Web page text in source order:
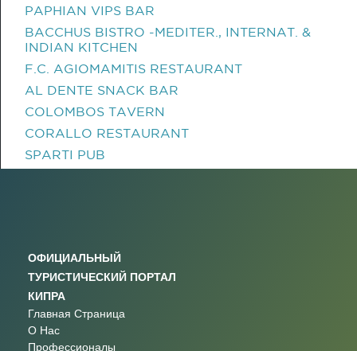
PAPHIAN VIPS BAR
BACCHUS BISTRO -MEDITER., INTERNAT. &
INDIAN KITCHEN
F.C. AGIOMAMITIS RESTAURANT
AL DENTE SNACK BAR
COLOMBOS TAVERN
CORALLO RESTAURANT
SPARTI PUB
ОФИЦИАЛЬНЫЙ
ТУРИСТИЧЕСКИЙ ПОРТАЛ
КИПРА
Главная Страница
О Нас
Профессионалы